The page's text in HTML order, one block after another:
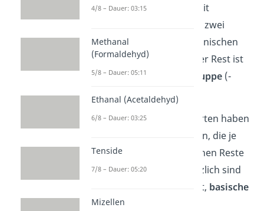
Stickstoffverbindungen mit
entweder einem (primär), zwei
(sekundär) oder drei organischen
Resten (tertiär). Ein solcher Rest ist
zum Beispiel eine
Alkylgruppe (-
CH3
Die verschiedenen Aminarten haben
alle ähnliche Eigenschaften, die je
nach Anzahl der organischen Reste
leicht variieren. Grundsätzlich sind
Amine aber dafür bekannt, basische
Eigenschaften
4/8 – Dauer: 03:15
Methanal
(Formaldehyd)
5/8 – Dauer: 05:11
Ethanal (Acetaldehyd)
6/8 – Dauer: 03:25
Tenside
7/8 – Dauer: 05:20
Mizellen